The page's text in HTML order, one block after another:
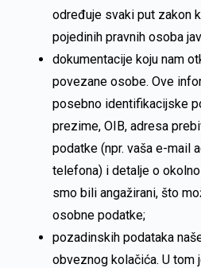
određuje svaki put zakon
pojedinih pravnih osoba
dokumentacije koju nam
povezane osobe. Ove
posebno identifikacijske
prezime, OIB, adresa
podatke (npr. vaša e-mail
telefona) i detalje o
smo bili angažirani, što
osobne podatke;
pozadinskih podataka
obveznog kolačića. U tom